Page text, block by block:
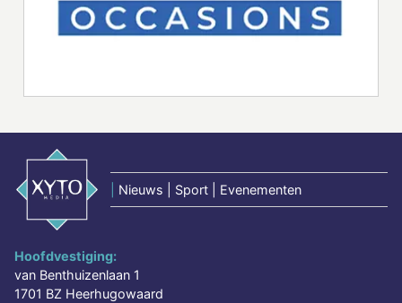
Nieuws | Sport | Evenementen
Hoofdvestiging:
van Benthuizenlaan 1
1701 BZ Heerhugowaard